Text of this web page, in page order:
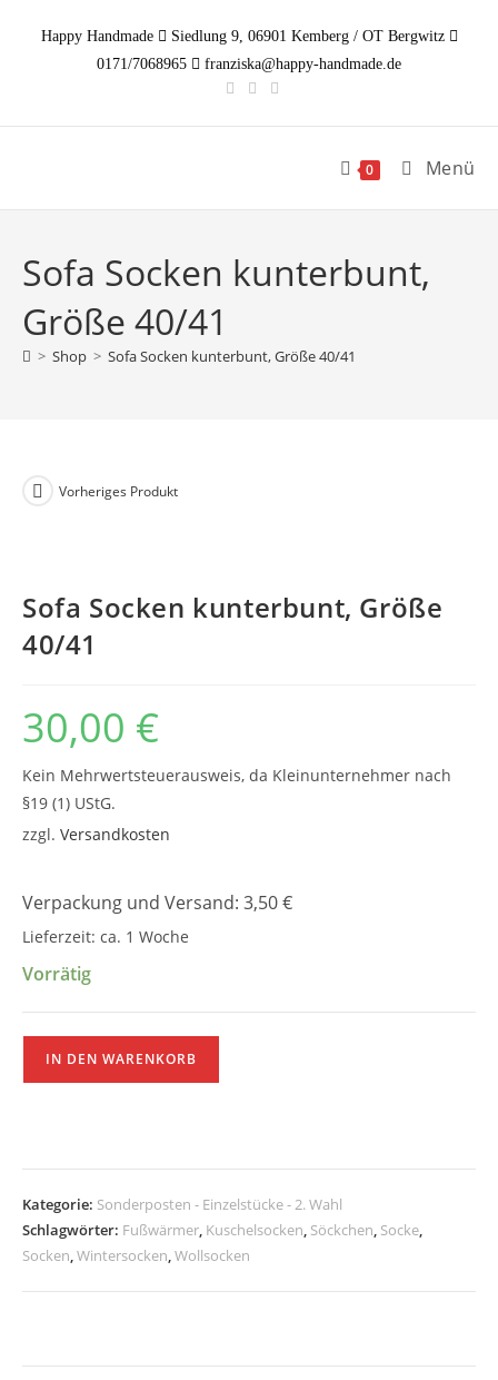
InhaltHappy Handmade
Siedlung 9, 06901 Kemberg / OT Bergwitz
0171/7068965
franziska@happy-handmade.de
0 Menü
Sofa Socken kunterbunt,
Größe 40/41
> Shop > Sofa Socken kunterbunt, Größe 40/41
Vorheriges Produkt
Sofa Socken kunterbunt, Größe
40/41
30,00 €
Kein Mehrwertsteuerausweis, da Kleinunternehmer nach
§19 (1) UStG.
zzgl. Versandkosten
Verpackung und Versand: 3,50 €
Lieferzeit: ca. 1 Woche
Vorrätig
IN DEN WARENKORB
Kategorie: Sonderposten - Einzelstücke - 2. Wahl
Schlagwörter: Fußwärmer, Kuschelsocken, Söckchen, Socke,
Socken,Wintersocken,Wollsocken